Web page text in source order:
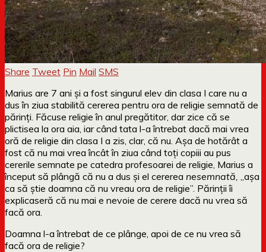
Share Tweet Pin Mail SMS
Marius are 7 ani și a fost singurul elev din clasa I care nu a
dus în ziua stabilită cererea pentru ora de religie semnată de
părinți. Făcuse religie în anul pregătitor, dar zice că se
plictisea la ora aia, iar când tata l-a întrebat dacă mai vrea
oră de religie din clasa I a zis, clar, că nu. Așa de hotărât a
fost că nu mai vrea încât în ziua când toți copiii au pus
cererile semnate pe catedra profesoarei de religie, Marius a
început să plângă că nu a dus și el cererea nesemnată,
„așa
ca să știe doamna că nu vreau ora de religie”. Părinții îi
explicaseră că nu mai e nevoie de cerere dacă nu vrea să
facă ora.
Doamna l-a întrebat de ce plânge, apoi de ce nu vrea să
facă ora de religie?